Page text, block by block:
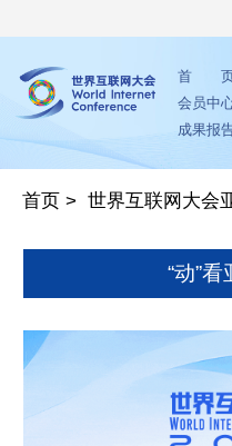
首
会员中
成果报
首页 > 世界互联网大会
“动”